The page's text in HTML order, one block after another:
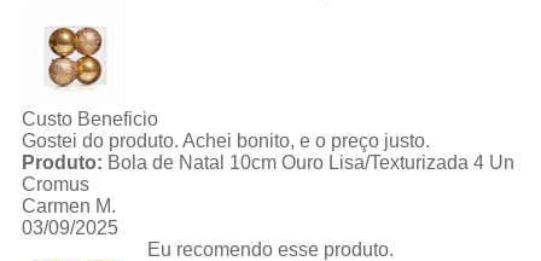
Custo Beneficio
Gostei do produto. Achei bonito, e o preço justo.
Produto: Bola de Natal 10cm Ouro Lisa/Texturizada 4 Un
Cromus
Carmen M.
03/09/2025
Eu recomendo esse produto.